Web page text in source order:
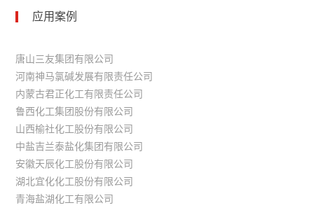
应用案例
唐山三友集团有限公司
河南神马氯碱发展有限责任公司
内蒙古君正化工有限责任公司
鲁西化工集团股份有限公司
山西榆社化工股份有限公司
中盐吉兰泰盐化集团有限公司
安徽天辰化工股份有限公司
湖北宜化化工股份有限公司
青海盐湖化工有限公司